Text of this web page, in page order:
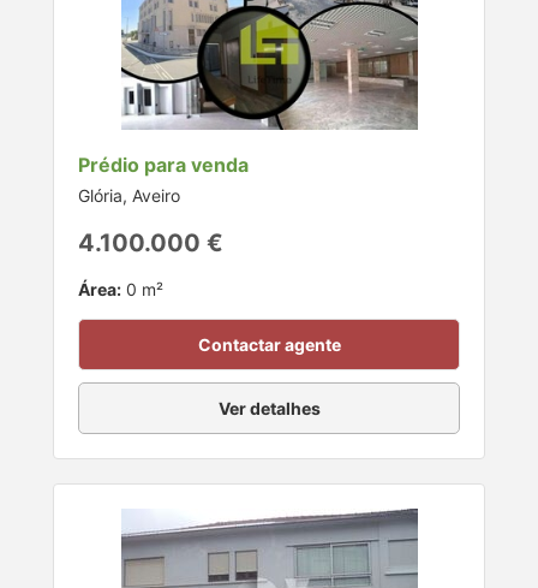
Prédio para venda
Glória, Aveiro
4.100.000 €
Área: 0 m²
Contactar agente
Ver detalhes